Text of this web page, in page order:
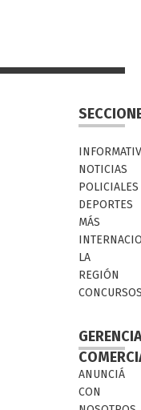
NOTICIAS
POLICIALES
DEPORTES
MÁS
LA
REGIÓN
ANUNCIÁ
CON